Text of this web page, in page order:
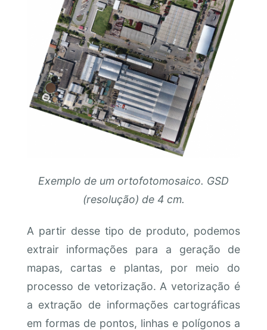
Exemplo de um ortofotomosaico. GSD
(resolução) de 4 cm.
A partir desse tipo de produto, podemos
extrair informações para a geração de
mapas, cartas e plantas, por meio do
processo de vetorização. A vetorização é
a extração de informações cartográficas
em formas de pontos, linhas e polígonos a